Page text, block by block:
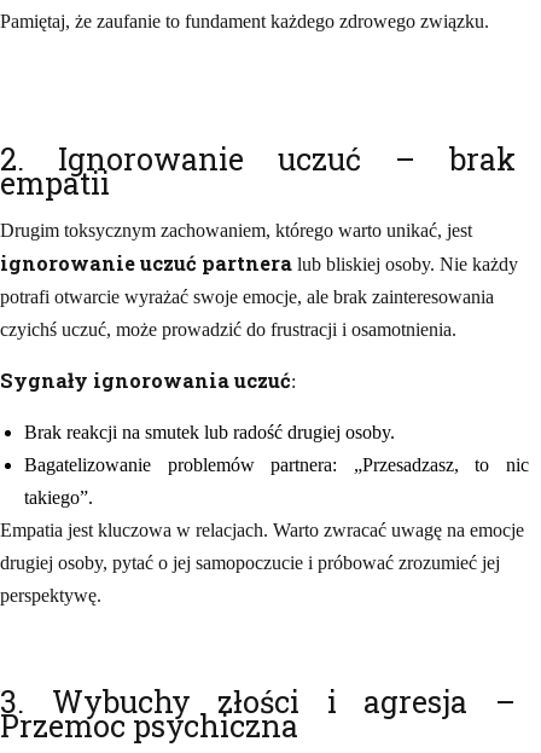
Pamiętaj, że zaufanie to fundament każdego zdrowego związku.
2. Ignorowanie uczuć – brak
empatii
Drugim toksycznym zachowaniem, którego warto unikać, jest
ignorowanie uczuć partnera lub bliskiej osoby. Nie każdy
potrafi otwarcie wyrażać swoje emocje, ale brak zainteresowania
czyichś uczuć, może prowadzić do frustracji i osamotnienia.
Sygnały ignorowania uczuć:
Brak reakcji na smutek lub radość drugiej osoby.
Bagatelizowanie problemów partnera: „Przesadzasz, to nic
takiego”.
Empatia jest kluczowa w relacjach. Warto zwracać uwagę na emocje
drugiej osoby, pytać o jej samopoczucie i próbować zrozumieć jej
perspektywę.
3. Wybuchy złości i agresja –
Przemoc psychiczna